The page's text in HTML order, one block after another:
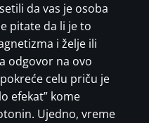
da vas je osoba
pitate da li je to
i želje ili
odgovor na ovo
celu priču je
efekat” kome
Ujedno, vreme